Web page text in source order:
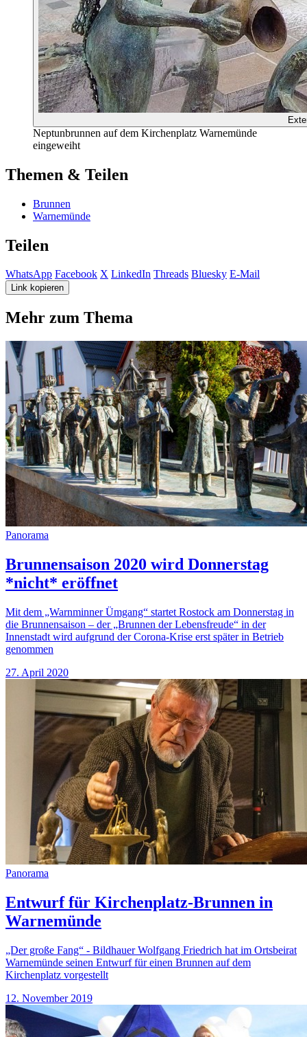
Neptunbrunnen auf dem Kirchenplatz Warnemünde
eingeweiht
Themen & Teilen
Brunnen
Warnemünde
Teilen
WhatsApp Facebook X LinkedIn Threads Bluesky E-Mail
Link kopieren
Mehr zum Thema
Panorama
Brunnensaison 2020 wird Donnerstag
*nicht* eröffnet
Mit dem „Warnminner Ümgang“ startet Rostock am Donnerstag in
die Brunnensaison – der „Brunnen der Lebensfreude“ in der
Innenstadt wird aufgrund der Corona-Krise erst später in Betrieb
genommen
27. April 2020
Panorama
Entwurf für Kirchenplatz-Brunnen in
Warnemünde
„Der große Fang“ - Bildhauer Wolfgang Friedrich hat im Ortsbeirat
Warnemünde seinen Entwurf für einen Brunnen auf dem
Kirchenplatz vorgestellt
12. November 2019